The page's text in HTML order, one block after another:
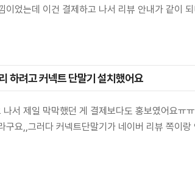
이었는데 이건 결제하고 나서 리뷰 안내가 같이
하려고 커넥트 단말기 설치했어요
서 제일 막막했던 게 결제보다도 홍보였어요ㅠ
구요,,그러다 커넥트단말기가 네이버 리뷰 쪽이